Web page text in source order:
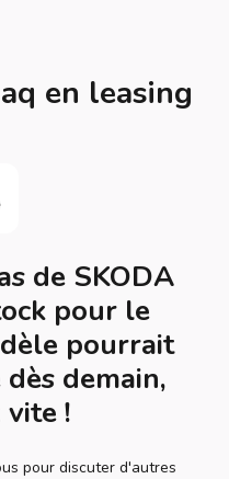
en leasing
de SKODA
pour le
pourrait
demain,
vite !
pour discuter d'autres